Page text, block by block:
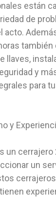
están
de
acto.
llaves,
y
para
y
un cerrajero
un